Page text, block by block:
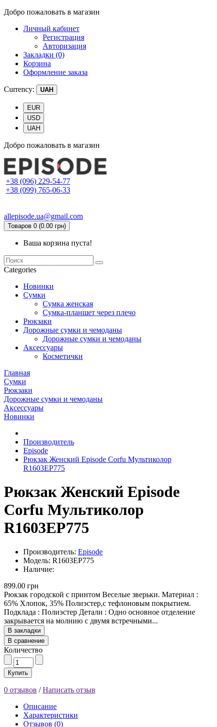
Добро пожаловать в магазин
Личный кабинет
Регистрация
Авторизация
Закладки (0)
Корзина
Оформление заказа
Currency: UAH
EUR
USD
UAH
Добро пожаловать в магазин
+38 (096) 229-54-77
+38 (099) 765-06-33
allepisode.ua@gmail.com
Товаров 0 (0.00 грн)
Ваша корзина пуста!
Categories
Новинки
Сумки
Сумка женская
Сумка-планшет через плечо
Рюкзаки
Дорожные сумки и чемоданы
Дорожные сумки и чемоданы
Аксессуары
Косметички
Главная
Сумки
Рюкзаки
Дорожные сумки и чемоданы
Аксессуары
Новинки
Производитель
Episode
Рюкзак Женский Episode Corfu Мультиколор
R1603EP775
Рюкзак Женский Episode
Corfu Мультиколор
R1603EP775
Производитель: Episode
Модель: R1603EP775
Наличие:
899.00 грн
Рюкзак городской с принтом Веселые зверьки. Материал :
65% Хлопок, 35% Полиэстер,с тефлоновым покрытием.
Подклада : Полиэстер Детали : Одно основное отделение
закрывается на молнию с двумя встречными...
В закладки
В сравнение
Количество
Купить
0 отзывов /Написать отзыв
Описание
Характеристики
Отзывов (0)